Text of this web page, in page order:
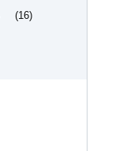
(16)